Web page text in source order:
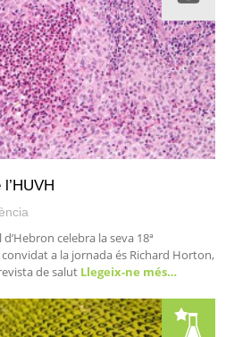
celebra la seva 18ª
a la jornada és Richard Horton,
de salut Llegeix-ne més…